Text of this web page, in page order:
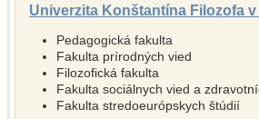
Univerzita Konštantína Filozofa v
Pedagogická fakulta
Fakulta prírodných vied
Filozofická fakulta
Fakulta sociálnych vied a
Fakulta stredoeurópskych štúdií